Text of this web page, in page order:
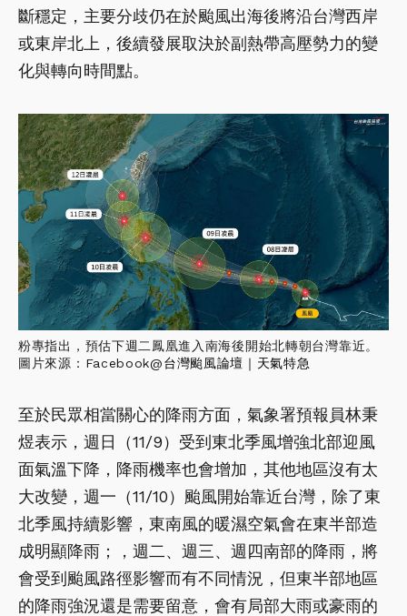
斷穩定，主要分歧仍在於颱風出海後將沿台灣西岸
或東岸北上，後續發展取決於副熱帶高壓勢力的變
化與轉向時間點。
粉專指出，預估下週二鳳凰進入南海後開始北轉朝台灣靠近。
圖片來源：Facebook@台灣颱風論壇｜天氣特急
至於民眾相當關心的降雨方面，氣象署預報員林秉
煜表示，週日（11/9）受到東北季風增強北部迎風
面氣溫下降，降雨機率也會增加，其他地區沒有太
大改變，週一（11/10）颱風開始靠近台灣，除了東
北季風持續影響，東南風的暖濕空氣會在東半部造
成明顯降雨；，週二、週三、週四南部的降雨，將
會受到颱風路徑影響而有不同情況，但東半部地區
的降雨強況還是需要留意，會有局部大雨或豪雨的